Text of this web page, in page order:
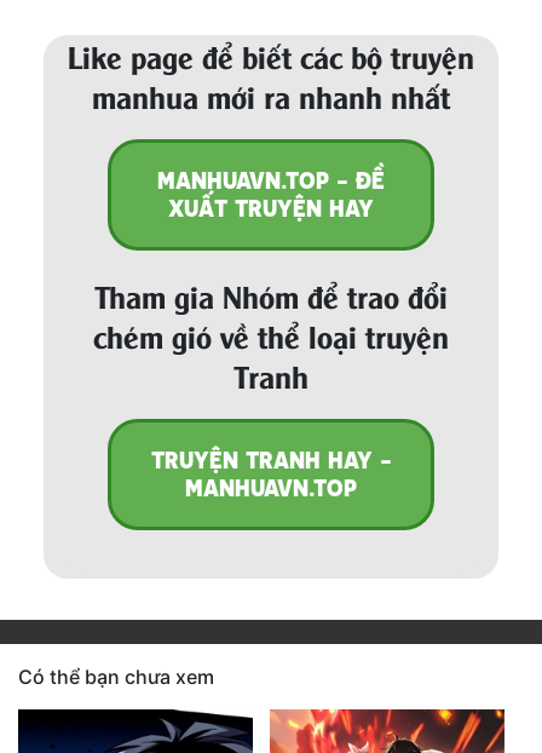
Like page để biết các bộ truyện
manhua mới ra nhanh nhất
MANHUAVN.TOP - ĐỀ
XUẤT TRUYỆN HAY
Tham gia Nhóm để trao đổi
chém gió về thể loại truyện
Tranh
TRUYỆN TRANH HAY -
MANHUAVN.TOP
Có thể bạn chưa xem